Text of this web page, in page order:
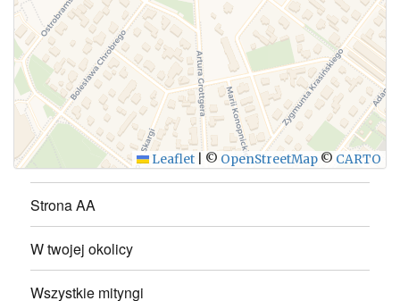
WYŚLIJ
Leaflet © OpenStreetMap © CARTO
Strona AA
W twojej okolicy
Wszystkie mityngi